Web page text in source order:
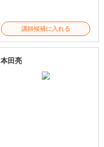
講師候補に入れる
本田亮